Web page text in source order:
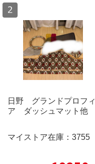
日野 グランドプロフィ
ア ダッシュマット他
マイストア在庫： 3755